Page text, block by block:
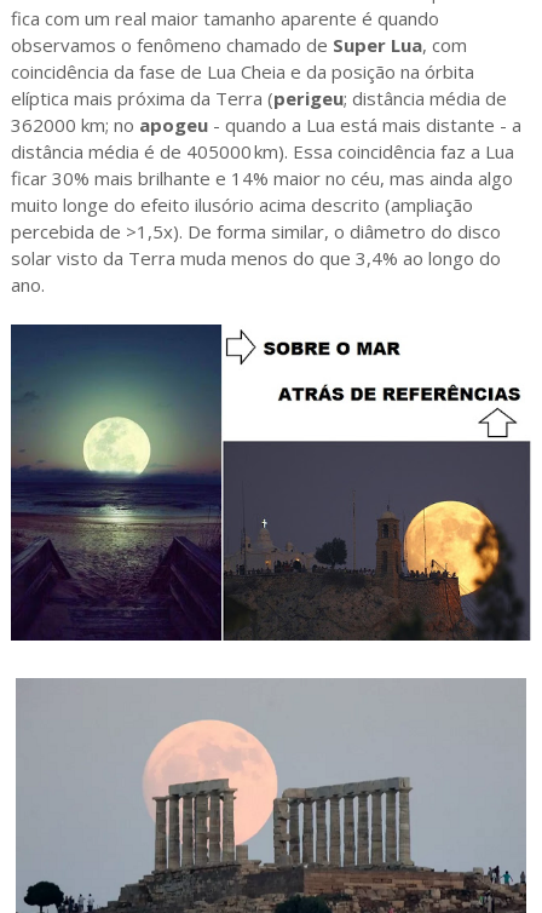
fica com um real maior tamanho aparente é quando
observamos o fenômeno chamado de Super Lua, com
coincidência da fase de Lua Cheia e da posição na órbita
elíptica mais próxima da Terra (perigeu; distância média de
362000 km; no apogeu- quando a Lua está mais distante - a
distância média é de 405000 km). Essa coincidência faz a Lua
ficar 30% mais brilhante e 14% maior no céu, mas ainda algo
muito longe do efeito ilusório acima descrito (ampliação
percebida de >1,5x). De forma similar, o diâmetro do disco
solar visto da Terra muda menos do que 3,4% ao longo do
ano.